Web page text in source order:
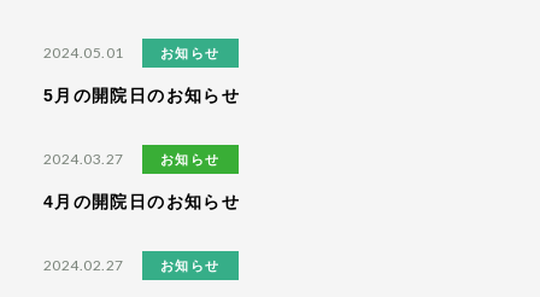
2024.05.01 お知らせ
5月の開院日のお知らせ
2024.03.27 お知らせ
4月の開院日のお知らせ
2024.02.27 お知らせ